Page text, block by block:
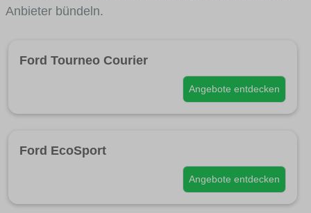
Anbieter bündeln.
Ford Tourneo Courier
Angebote entdecken
Ford EcoSport
Angebote entdecken